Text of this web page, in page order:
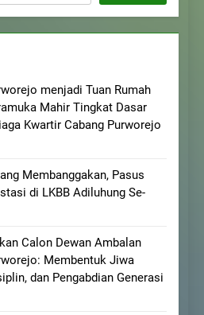
menjadi Tuan Rumah
Mahir Tingkat Dasar
Kwartir Cabang Purworejo
Membanggakan, Pasus
di LKBB Adiluhung Se-
Calon Dewan Ambalan
Membentuk Jiwa
dan Pengabdian Generasi